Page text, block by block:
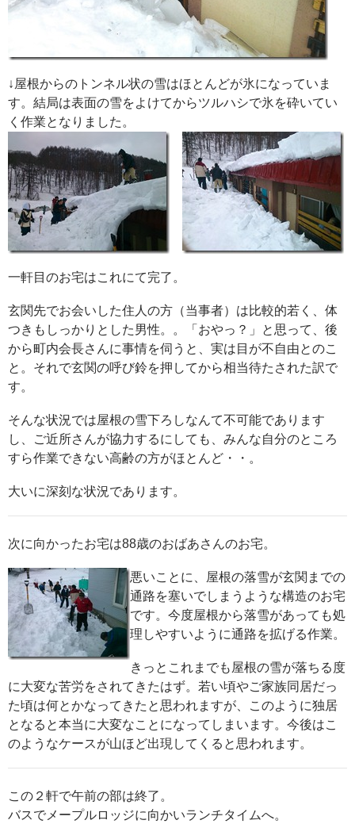
↓屋根からのトンネル状の雪はほとんどが氷になっていま
す。結局は表面の雪をよけてからツルハシで氷を砕いてい
く作業となりました。
一軒目のお宅はこれにて完了。
玄関先でお会いした住人の方（当事者）は比較的若く、体
つきもしっかりとした男性。。「おやっ？」と思って、後
から町内会長さんに事情を伺うと、実は目が不自由とのこ
と。それで玄関の呼び鈴を押してから相当待たされた訳で
す。
そんな状況では屋根の雪下ろしなんて不可能であります
し、ご近所さんが協力するにしても、みんな自分のところ
すら作業できない高齢の方がほとんど・・。
大いに深刻な状況であります。
次に向かったお宅は88歳のおばあさんのお宅。
悪いことに、屋根の落雪が玄関までの
通路を塞いでしまうような構造のお宅
です。今度屋根から落雪があっても処
理しやすいように通路を拡げる作業。
きっとこれまでも屋根の雪が落ちる度
に大変な苦労をされてきたはず。若い頃やご家族同居だっ
た頃は何とかなってきたと思われますが、このように独居
となると本当に大変なことになってしまいます。今後はこ
のようなケースが山ほど出現してくると思われます。
この２軒で午前の部は終了。
バスでメープルロッジに向かいランチタイムへ。